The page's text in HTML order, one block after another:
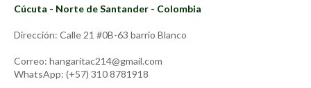
Cúcuta - Norte de Santander - Colombia
Dirección: Calle 21 #0B-63 barrio Blanco
Correo: hangaritac214@gmail.com
WhatsApp: (+57) 310 8781918